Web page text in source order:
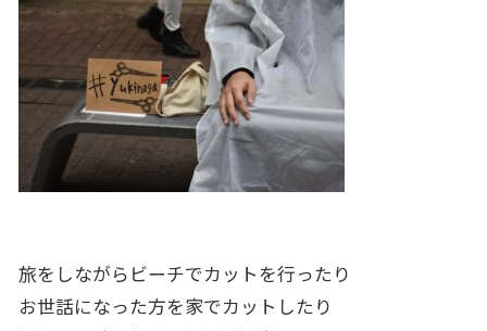
旅をしながらビーチでカットを行ったり
お世話になった方を家でカットしたり